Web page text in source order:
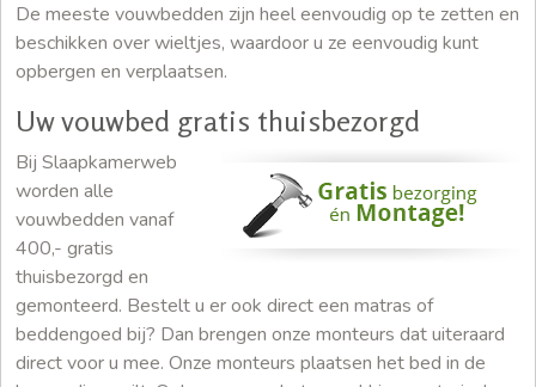
De meeste vouwbedden zijn heel eenvoudig op te zetten en
beschikken over wieltjes, waardoor u ze eenvoudig kunt
opbergen en verplaatsen.
Uw vouwbed gratis thuisbezorgd
Bij Slaapkamerweb
worden alle
vouwbedden vanaf
400,- gratis
thuisbezorgd en
gemonteerd. Bestelt u er ook direct een matras of
beddengoed bij? Dan brengen onze monteurs dat uiteraard
direct voor u mee. Onze monteurs plaatsen het bed in de